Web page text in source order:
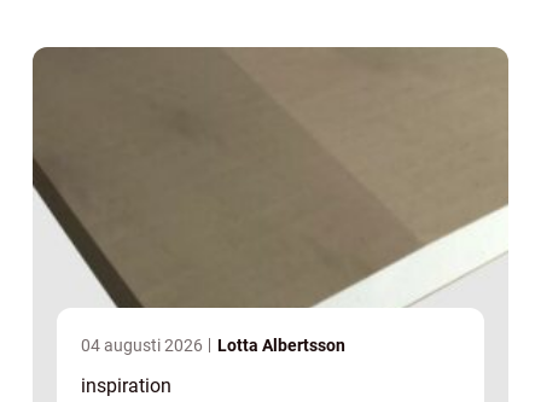
04 augusti 2026 Lotta Albertsson
inspiration